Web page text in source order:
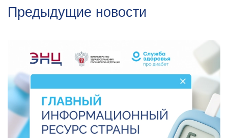
Предыдущие новости